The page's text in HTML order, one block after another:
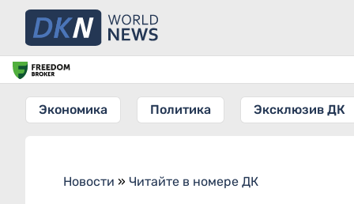
Экономика Политика Эксклюзив ДК
Новости » Читайте в номере ДК